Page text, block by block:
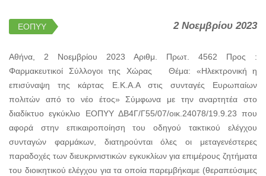
ΕΟΠΥΥ 2 Νοεμβρίου 2023
Αθήνα, 2 Νοεμβρίου 2023 Αριθμ. Πρωτ. 4562 Προς :
Φαρμακευτικοί Σύλλογοι της Χώρας Θέμα: «Ηλεκτρονική η
επισύναψη της κάρτας Ε.Κ.Α.Α στις συνταγές Ευρωπαίων
πολιτών από το νέο έτος» Σύμφωνα με την αναρτητέα στο
διαδίκτυο εγκύκλιο ΕΟΠΥΥ ΔΒ4Γ/Γ55/07/οικ.24078/19.9.23 που
αφορά στην επικαιροποίηση του οδηγού τακτικού ελέγχου
συνταγών φαρμάκων, διατηρούνται όλες οι μεταγενέστερες
παραδοχές των διευκρινιστικών εγκυκλίων για επιμέρους ζητήματα
του διοικητικού ελέγχου για τα οποία παρεμβήκαμε (θεραπεύσιμες